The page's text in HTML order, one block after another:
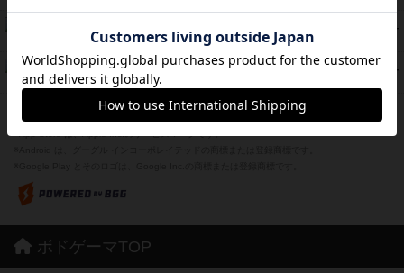
PT
紹介文なし 1件の投稿
42 PT
ドコジャン
紹介文あり 10件の投稿
※Apple、Apple のロゴ は、米国および他の国々で登録されたApple Inc.の商標です。
※App Store は、Apple Inc.のサービスマークです。
ボドゲーマTOP